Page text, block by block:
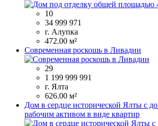
10
34 999 971
г. Алупка
472.00 м²
Современная роскошь в Ливадии
29
1 199 999 991
г. Ялта
626.00 м²
Дом в сердце исторической Ялты с
рабочим активом в виде квартир